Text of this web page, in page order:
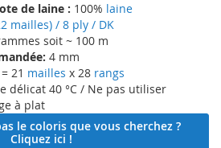
de laine : 100% laine
mailles) / 8 ply / DK
soit ~ 100 m
4 mm
21 mailles x 28 rangs
délicat 40 °C / Ne pas utiliser
à plat
le coloris que vous cherchez ?
Cliquez ici !